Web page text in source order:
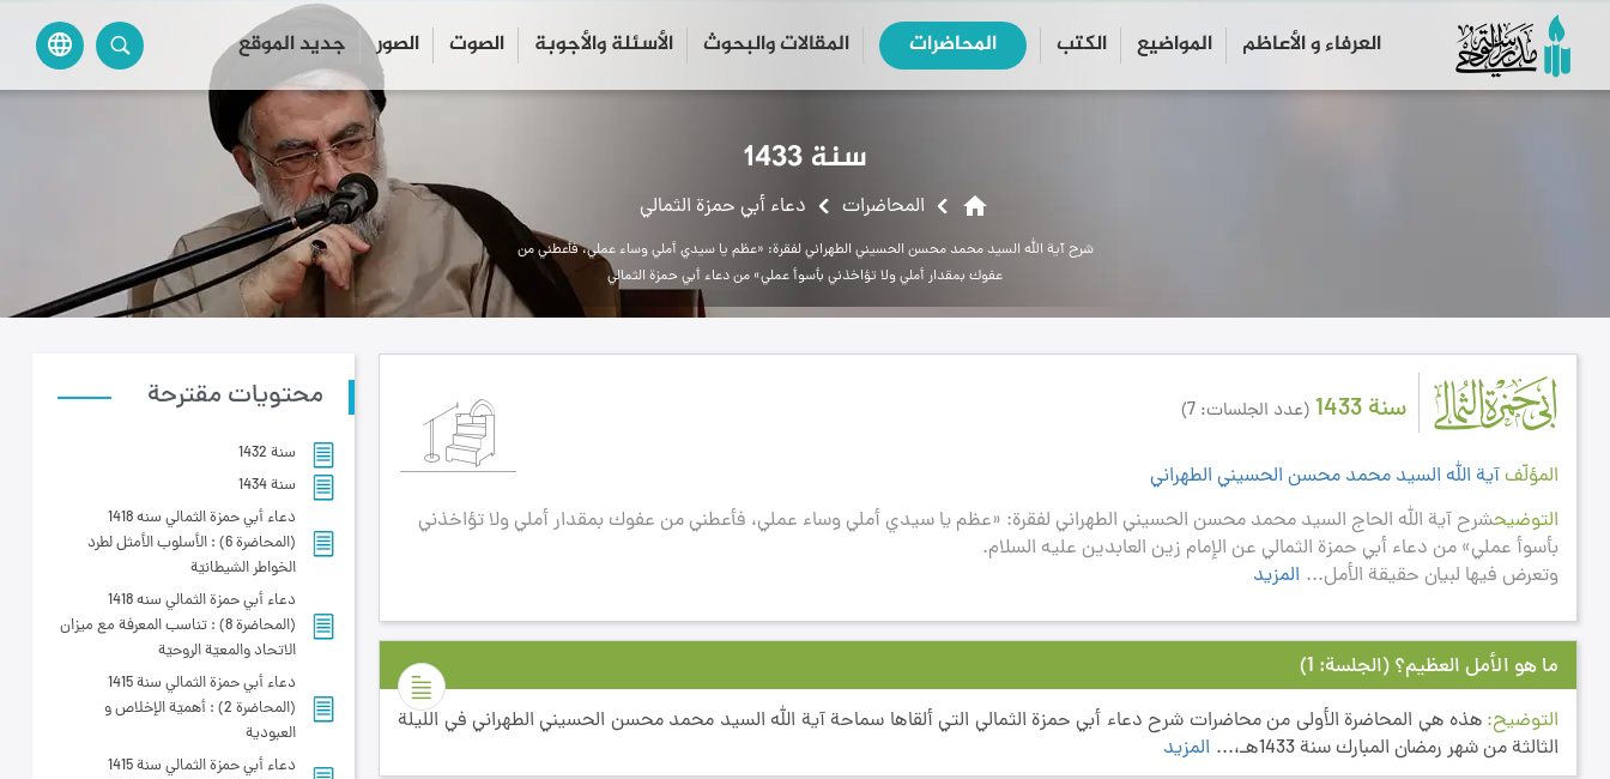
العرفاء و الأعاظم المواضیع الكتب المحاضرات المقالات والبحوث الأسئلة والأجوبة الصوت الصور جديد الموقع language search
close
سنة 1433
home المحاضرات دعاء أبي حمزة الثمالي
شرح آية الله السيد محمد محسن الحسيني الطهراني لفقرة: «عظم يا سيدي أملي وساء عملي، فأعطني من
عفوك بمقدار أملي ولا تؤاخذني بأسوأ عملي» من دعاء أبي حمزة الثمالي
سنة 1433 (عدد الجلسات: 7)
المؤلّف آية الله السيد محمد محسن الحسيني الطهراني
التوضيحشرح آية الله الحاج السيد محمد محسن الحسيني الطهراني لفقرة: «عظم يا سيدي أملي وساء عملي، فأعطني من عفوك بمقدار أملي ولا تؤاخذني
بأسوأ عملي» من دعاء أبي حمزة الثمالي عن الإمام زين العابدين عليه السلام.
وتعرض فيها لبيان حقيقة الأمل... المزيد
ما هو الأمل العظيم؟(الجلسة: 1)
التوضيح هذه هي المحاضرة الأولى من محاضرات شرح دعاء أبي حمزة الثمالي التي ألقاها سماحة آية الله السيد محمد محسن الحسيني الطهراني في الليلة
الثالثة من شهر رمضان المبارك سنة 1433هـ،...
المزيد
محتويات مقترحة
سنة 1432
سنة 1434
دعاء أبي حمزة الثمالي سنه 1418
(المحاضرة 6) : الأسلوب الأمثل لطرد
الخواطر الشيطانيّة
دعاء أبي حمزة الثمالي سنه 1418
(المحاضرة 8) : تناسب المعرفة مع ميزان
الاتحاد والمعيّة الروحيّة
دعاء أبي حمزة الثمالي سنة 1415
(المحاضرة 2) : أهميّة الإخلاص و
العبودية
دعاء أبي حمزة الثمالي سنة 1415